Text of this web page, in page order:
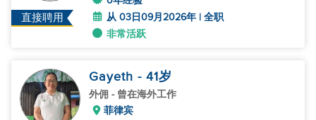
直接聘用
从 03日09月2026年 | 全职
非常活跃
Gayeth - 41岁
外佣 - 曾在海外工作
菲律宾